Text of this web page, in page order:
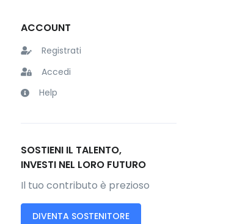
ACCOUNT
Registrati
Accedi
Help
SOSTIENI IL TALENTO,
INVESTI NEL LORO FUTURO
Il tuo contributo è prezioso
DIVENTA SOSTENITORE